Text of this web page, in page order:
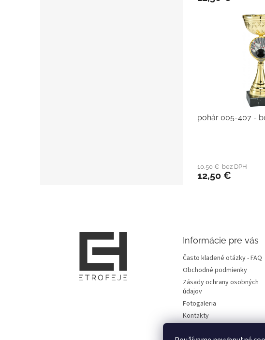
pohár 005-407 -
10,50 € bez DPH
12,50 €
Informácie pre vás
Často kladené otázky - FAQ
Obchodné podmienky
Zásady ochrany osobných
údajov
Fotogaleria
Kontakty